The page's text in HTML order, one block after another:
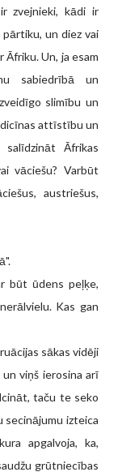
zvejnieki, kādi ir
un diez vai
Un, ja esam
sabiedrībā un
slimību un
attīstību un
Āfrikas
vāciešu? Varbūt
austriešus,
būt ūdens peļķe,
Kas gan
sākas vidēji
viņš ierosina arī
taču te seko
secinājumu izteica
apgalvoja, ka,
grūtniecības